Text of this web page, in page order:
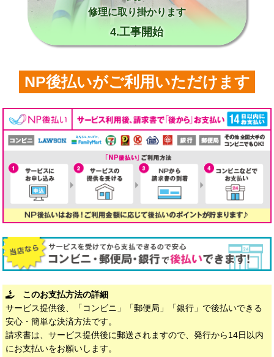
修理に取り掛かります
4.工事開始
NP後払いがご利用いただけます
このお支払方法の詳細
サービス提供後、「コンビニ」「郵便局」「銀行」で後払いできる
安心・簡単な決済方法です。
請求書は、サービス提供後に郵送されますので、発行から14日以内
にお支払いをお願いします。